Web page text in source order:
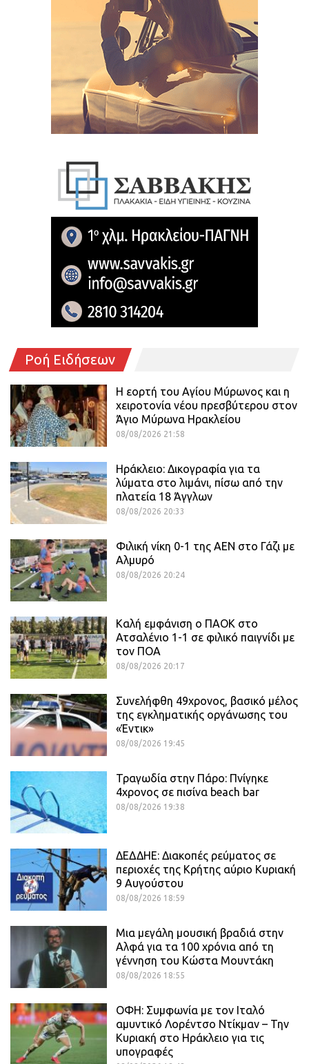
Ροή Ειδήσεων
Η εορτή του Αγίου Μύρωνος και η
χειροτονία νέου πρεσβύτερου στον
Άγιο Μύρωνα Ηρακλείου
08/08/2026 21:58
Ηράκλειο: Δικογραφία για τα
λύματα στο λιμάνι, πίσω από την
πλατεία 18 Άγγλων
08/08/2026 20:33
Φιλική νίκη 0-1 της ΑΕΝ στο Γάζι με
Αλμυρό
08/08/2026 20:24
Καλή εμφάνιση ο ΠΑΟΚ στο
Ατσαλένιο 1-1 σε φιλικό παιγνίδι με
τον ΠΟΑ
08/08/2026 20:17
Συνελήφθη 49χρονος, βασικό μέλος
της εγκληματικής οργάνωσης του
«Έντικ»
08/08/2026 19:45
Τραγωδία στην Πάρο: Πνίγηκε
4χρονος σε πισίνα beach bar
08/08/2026 19:38
ΔΕΔΔΗΕ: Διακοπές ρεύματος σε
περιοχές της Κρήτης αύριο Κυριακή
9 Αυγούστου
08/08/2026 18:59
Μια μεγάλη μουσική βραδιά στην
Αλφά για τα 100 χρόνια από τη
γέννηση του Κώστα Μουντάκη
08/08/2026 18:55
ΟΦΗ: Συμφωνία με τον Ιταλό
αμυντικό Λορέντσο Ντίκμαν – Την
Κυριακή στο Ηράκλειο για τις
υπογραφές